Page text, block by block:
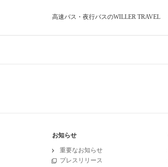
高速バス・夜行バスのWILLER TRAVEL
お知らせ
重要なお知らせ
プレスリリース